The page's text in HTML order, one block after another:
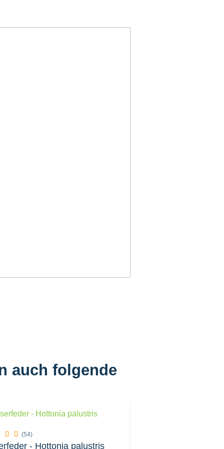
auch folgende
(54)
- Hottonia palustris